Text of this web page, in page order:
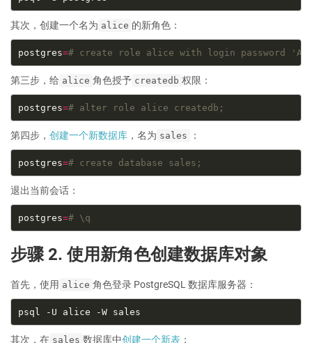
其次，创建一个名为 alice 的新角色：
postgres=# create role alice with login password
第三步，给 alice 角色授予 createdb 权限：
postgres=# alter role alice createdb;
第四步， 创建一个新数据库 ，名为 sales ：
postgres=# create database sales;
退出当前会话：
postgres=# \q
步骤 2. 使用新角色创建数据库对象
首先，使用 alice 角色登录 PostgreSQL 数据库服务器：
其次，在 sales 数据库中创建一个新表 ：